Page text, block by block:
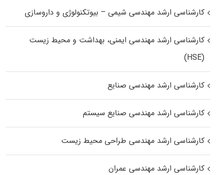
کارشناسی ارشد مهندسی شیمی – بیوتکنولوژی و داروسازی
کارشناسی ارشد مهندسی ایمنی، بهداشت و محیط زیست
(HSE)
کارشناسی ارشد مهندسی صنایع
کارشناسی ارشد مهندسی صنایع سیستم
کارشناسی ارشد مهندسی طراحی محیط زیست
کارشناسی ارشد مهندسی عمران